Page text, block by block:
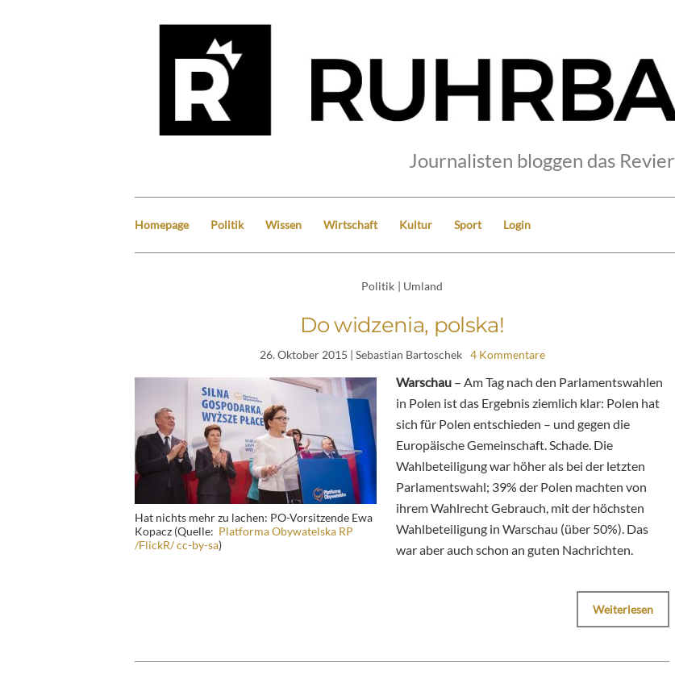
Journalisten bloggen das Revier
Homepage Politik Wissen Wirtschaft Kultur Sport Login
Politik | Umland
Do widzenia, polska!
26. Oktober 2015 | Sebastian Bartoschek 4 Kommentare
Hat nichts mehr zu lachen: PO-Vorsitzende Ewa
Kopacz (Quelle: Platforma Obywatelska RP
/FlickR/ cc-by-sa)
Warschau – Am Tag nach den Parlamentswahlen
in Polen ist das Ergebnis ziemlich klar: Polen hat
sich für Polen entschieden – und gegen die
Europäische Gemeinschaft. Schade. Die
Wahlbeteiligung war höher als bei der letzten
Parlamentswahl; 39% der Polen machten von
ihrem Wahlrecht Gebrauch, mit der höchsten
Wahlbeteiligung in Warschau (über 50%). Das
war aber auch schon an guten Nachrichten.
Weiterlesen